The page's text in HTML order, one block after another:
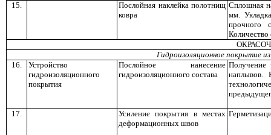
15.
Послойная наклейка полотнищ
ковра
Сплошная
мм.
прочного
Количество
Гидроизоляционное покрытие
16.
Устройство
гидроизоляционного
покрытия
Послойное нанесение
гидроизоляционного состава
Получение
наплывов.
17.
Усиление покрытия в местах
деформационных швов